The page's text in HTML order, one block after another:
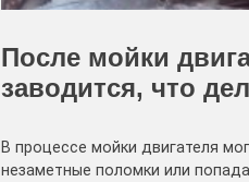
После мойки
заводится, что
В процессе мойки двигателя
незаметные поломки или